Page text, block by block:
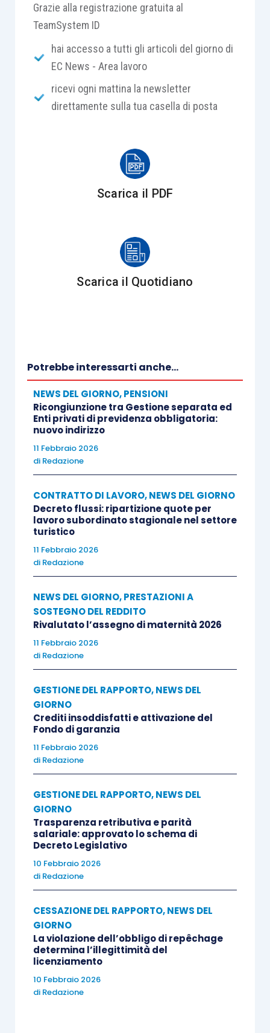
Grazie alla registrazione gratuita al
TeamSystem ID
hai accesso a tutti gli articoli del giorno di
EC News - Area lavoro
ricevi ogni mattina la newsletter
direttamente sulla tua casella di posta
Scarica il PDF
Scarica il Quotidiano
Potrebbe interessarti anche...
NEWS DEL GIORNO,PENSIONI
Ricongiunzione tra Gestione separata ed
Enti privati di previdenza obbligatoria:
nuovo indirizzo
11 Febbraio 2026
di Redazione
CONTRATTO DI LAVORO,NEWS DEL GIORNO
Decreto flussi: ripartizione quote per
lavoro subordinato stagionale nel settore
turistico
11 Febbraio 2026
di Redazione
NEWS DEL GIORNO,PRESTAZIONI A
SOSTEGNO DEL REDDITO
Rivalutato l’assegno di maternità 2026
11 Febbraio 2026
di Redazione
GESTIONE DEL RAPPORTO,NEWS DEL
GIORNO
Crediti insoddisfatti e attivazione del
Fondo di garanzia
11 Febbraio 2026
di Redazione
GESTIONE DEL RAPPORTO,NEWS DEL
GIORNO
Trasparenza retributiva e parità
salariale: approvato lo schema di
Decreto Legislativo
10 Febbraio 2026
di Redazione
CESSAZIONE DEL RAPPORTO,NEWS DEL
GIORNO
La violazione dell’obbligo di repêchage
determina l’illegittimità del
licenziamento
10 Febbraio 2026
di Redazione